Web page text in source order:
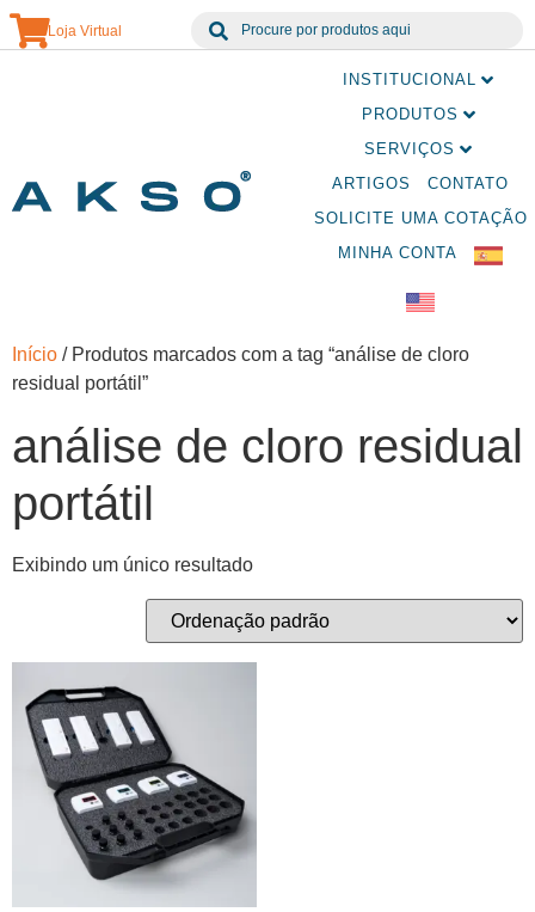
Loja Virtual
INSTITUCIONAL
PRODUTOS
SERVIÇOS
ARTIGOS
CONTATO
SOLICITE UMA COTAÇÃO
MINHA CONTA
Início / Produtos marcados com a tag “análise de cloro
residual portátil”
análise de cloro residual
portátil
Exibindo um único resultado